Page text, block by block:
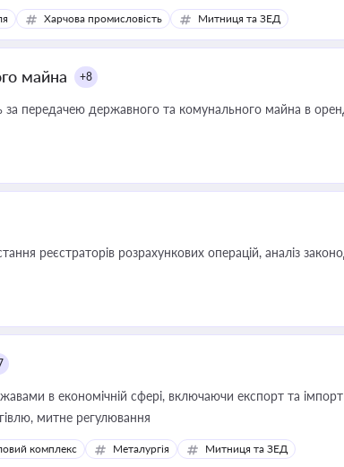
Харчова промисловість Митниця та ЗЕД
майна +8
за передачею державного та комунального майна в
розрахункових операцій, аналіз законодавства про РРО,
в економічній сфері, включаючи експорт та імпорт
митне регулювання
комплекс Металургія Митниця та ЗЕД